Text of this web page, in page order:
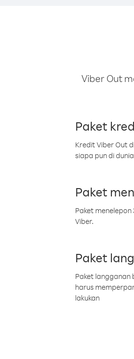
Viber Out
Paket
Kredit Viber Out
siapa pun di
Paket
Paket
Viber.
Paket
Paket langganan
harus
lakukan